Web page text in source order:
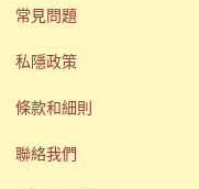
常見問題
私隱政策
條款和細則
聯絡我們